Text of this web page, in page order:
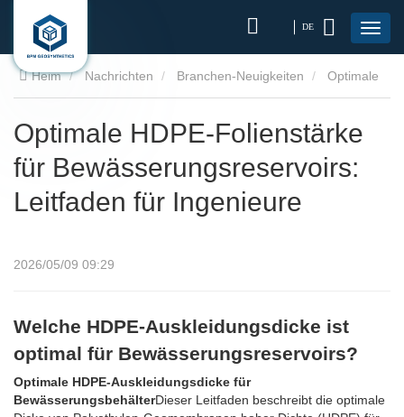
DE
Heim Nachrichten Branchen-Neuigkeiten
Ingenieure
Optimale HDPE-Folienstärke
für Bewässerungsreservoirs:
Leitfaden für Ingenieure
2026/05/09 09:29
Welche HDPE-Auskleidungsdicke ist
optimal für Bewässerungsreservoirs?
Optimale HDPE-Auskleidungsdicke für
BewässerungsbehälterDieser Leitfaden beschreibt die optimale